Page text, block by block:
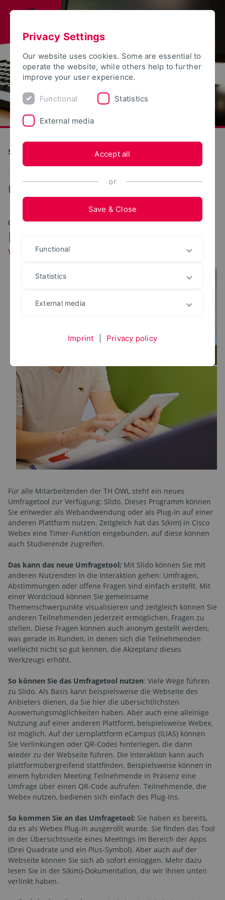
S(kim) - Service Communication Information Media
02/11/2025
Neues Umfragetool und Timer für
Webex
Für alle Mitarbeitenden der TH OWL steht ein neues
Umfragetool zur Verfügung: Slido. Dieses Programm können
Sie entweder als Webandwendung oder als Plug-In auf einer
anderen Plattform nutzen. Zeitgleich hat das S(kim) in Cisco
Webex eine Timer-Funktion eingebunden, auf diese können
auch Studierende zugreifen.
Das kann das neue Umfragetool: Mit Slido können Sie mit
anderen Nutzenden in die Interaktion gehen: Umfragen,
Abstimmungen oder offene Fragen sind einfach erstellt. Mit
einer Wordcloud können Sie gemeinsame
Themenschwerpunkte visualisieren und zeitgleich können Sie
anderen Teilnehmenden jederzeit ermöglichen, Fragen zu
stellen. Diese Fragen können auch anonym gestellt werden,
was gerade in Runden, in denen sich die Teilnehmenden
vielleicht nicht so gut kennen, die Akzeptanz dieses
Werkzeugs erhöht.
So können Sie das Umfragetool nutzen: Viele Wege führen
zu Slido. Als Basis kann beispielsweise die Webseite des
Anbieters dienen, da Sie hier die übersichtlichsten
Auswertungsmöglichkeiten haben. Aber auch eine alleinige
Nutzung auf einer anderen Plattform, beispielsweise Webex,
ist möglich. Auf der Lernplattform eCampus (ILIAS) können
Sie Verlinkungen oder QR-Codes hinterlegen, die dann
wieder zu der Webseite führen. Die Interaktion kann auch
plattformübergreifend stattfinden. Beispielsweise können in
einem hybriden Meeting Teilnehmende in Präsenz eine
Umfrage über einen QR-Code aufrufen. Teilnehmende, die
Webex nutzen, bedienen sich einfach des Plug-Ins.
So kommen Sie an das Umfragetool: Sie haben es bereits,
da es als Webex Plug-In ausgerollt wurde. Sie finden das Tool
in der Übersichtsseite eines Meetings im Bereich der Apps
(Drei Quadrate und ein Plus-Symbol). Aber auch auf der
Webseite können Sie sich ab sofort einloggen. Mehr dazu
lesen Sie in der S(kim)-Dokumentation, die wir Ihnen unten
verlinkt haben.
Privacy Settings
Our website uses cookies. Some are essential to
operate the website, while others help to further
improve your user experience.
Functional Statistics
External media
Accept all
or
Save & Close
Functional
Statistics
External media
Imprint Privacy policy